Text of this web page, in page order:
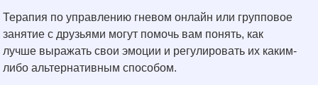
Терапия по управлению гневом онлайн или групповое
занятие с друзьями могут помочь вам понять, как
лучше выражать свои эмоции и регулировать их каким-
либо альтернативным способом.